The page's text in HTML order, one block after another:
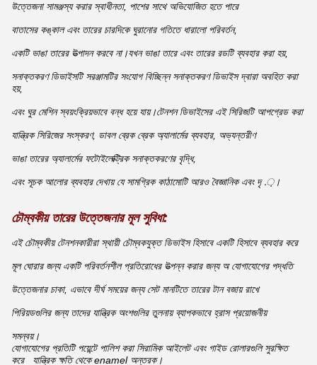
উত্তেজনা সামঞ্জস্য করার স্বাধীনতা, পাশের সাথে অভিযোজিত হতে পারে
বাতাসের কঙ্কাল এবং তারের চারদিকে ঘুরানোর গতিতে ধারালো পরিবর্তন,
একটি ভাঙা তারের উত্পাদন করবে না।যখন ভাঙা তারে এবং তারের রডটি ব্যবহার করা হয়,
সনাক্তকরণ ডিভাইসটি সরঞ্জামটির সংযোগ বিচ্ছিন্ন সনাক্তকরণ ডিভাইস দ্বারা অবহিত করা
হয়,
এবং ঘুর মেশিন স্বয়ংক্রিয়ভাবে বন্ধ হয়ে যায়।টেনশন ডিভাইসের এই সিরিজটি আপগ্রেড করা
যান্ত্রিক সিরিজের সংস্করণ, ডাবল ব্রেক ব্রেক অ্যালার্মের ব্যবহার, অভ্যন্তরীণ
ভাঙা তারের অ্যালার্মের ফটোইলেক্ট্রিক সনাক্তকরণের বৃদ্ধি,
এবং সূচক আলোর ব্যবহার দেখায় যে সামগ্রিক কাঠামোটি আরও বৈজ্ঞানিক এবং দৃ .়।
চৌম্বকীয় তারের উত্তেজনার মূল সুবিধা:
এই চৌম্বকীয় টেনশনকারীরা স্থায়ী চৌম্বকযুক্ত ডিভাইস হিসাবে একটি হিসাবে ব্যবহার করে
মূল ঘোরার জন্য একটি পরিবর্তনশীল প্রতিরোধের উত্পন্ন করার জন্য অ যোগাযোগের পদ্ধতি
উত্তেজনার চাকা, এভাবে দীর্ঘ সময়ের জন্য সেট মানটিতে তারের টান বজায় রাখে
পিরিয়ডগুলির জন্য তাদের যান্ত্রিক অংশগুলির তুলনায় ব্যাপকভাবে হ্রাস প্রয়োজনীয়
সমন্বয়।
যোগাযোগের প্রতিটি পয়েন্টে পালিশ করা সিরামিক আইলেট এবং গাইড রোলারগুলি সুরক্ষিত
করে
যান্ত্রিক ক্ষতি থেকে enamel অন্তরক।